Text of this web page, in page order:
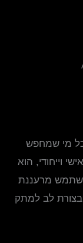
מי שמחפש
וייחודי, הוא
מרעננת
לב למתק